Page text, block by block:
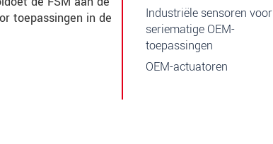
toepassingen in de
Industriële sensoren voor
seriematige OEM-
toepassingen
OEM-actuatoren